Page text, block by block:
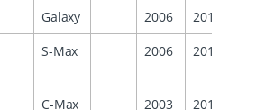
Galaxy 2006
2015
S-Max 2006 2014
C-Max 2003
2010